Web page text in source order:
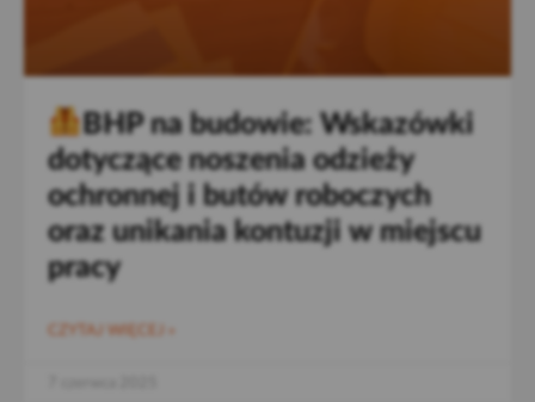
BHP na budowie: Wskazówki
dotyczące noszenia odzieży
ochronnej i butów roboczych
oraz unikania kontuzji w miejscu
pracy
CZYTAJ WIĘCEJ »